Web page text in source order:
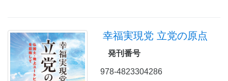
幸福実現党 立党の原点
発刊番号
978-4823304286